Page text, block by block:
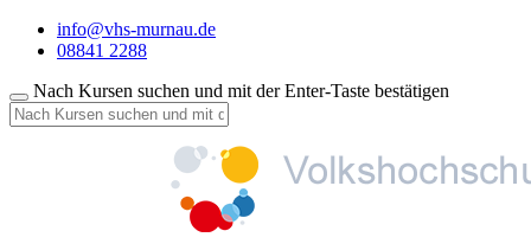
info@vhs-murnau.de
08841 2288
Nach Kursen suchen und mit der Enter-Taste bestätigen